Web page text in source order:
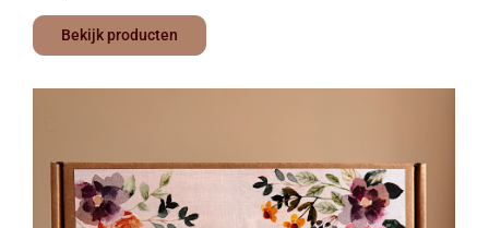
Bekijk producten